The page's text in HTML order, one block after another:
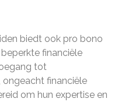
biedt ook pro bono
financiële
tot
ongeacht financiële
om hun expertise en